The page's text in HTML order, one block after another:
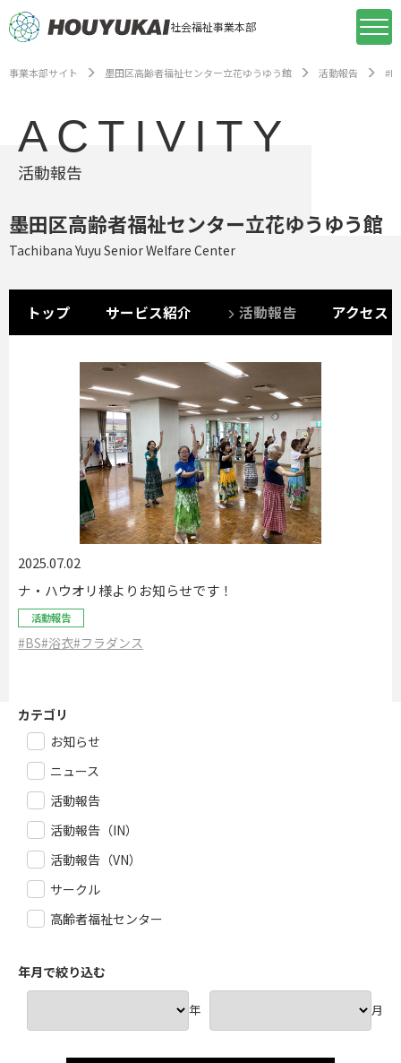
社会福祉事業本部
事業本部サイト 墨田区高齢者福祉センター立花ゆうゆう館 活動報告 #BS
ACTIVITY
活動報告
墨田区高齢者福祉センター立花ゆうゆう館
Tachibana Yuyu Senior Welfare Center
トップ サービス紹介 活動報告 アクセス
2025.07.02
ナ・ハウオリ様よりお知らせです！
活動報告
#BS#浴衣#フラダンス
カテゴリ
お知らせ
ニュース
活動報告
活動報告（IN）
活動報告（VN）
サークル
高齢者福祉センター
年月で絞り込む
年 月